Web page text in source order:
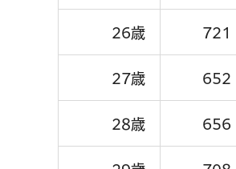
26歳 721
27歳 652
28歳 656